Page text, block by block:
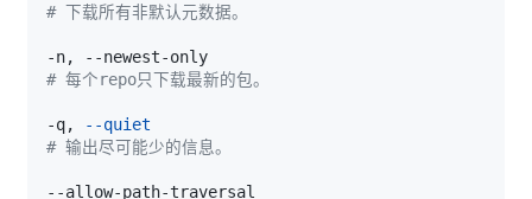
# 下载所有非默认元数据。
# 每个repo只下载最新的包。
-q,
--quiet
# 输出尽可能少的信息。